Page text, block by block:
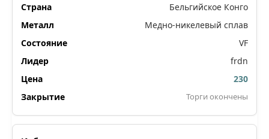
Бельгийское Конго
Медно-никелевый сплав
VF
frdn
230
Торги окончены